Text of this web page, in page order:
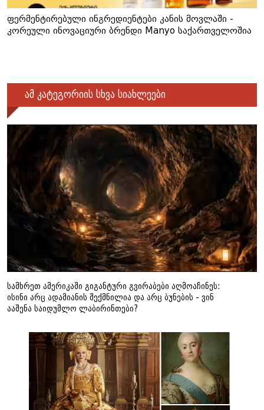
ფერმენტირებული ინგრედიენტები კანის მოვლაში -
კორეული ინოვაციური ბრენდი Manyo საქართველოშია
ამ კატეგორიის სხვა სიახლეები
სამხრეთ ამერიკაში გიგანტური გვირაბები აღმოაჩინეს:
ისინი არც ადამიანის შექმნილია და არც ბუნების - ვინ
ააშენა საიდუმლო ლაბირინთები?